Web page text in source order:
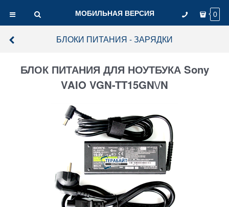
МОБИЛЬНАЯ ВЕРСИЯ 0
БЛОКИ ПИТАНИЯ - ЗАРЯДКИ
БЛОК ПИТАНИЯ ДЛЯ НОУТБУКА Sony
VAIO VGN-TT15GN\/N